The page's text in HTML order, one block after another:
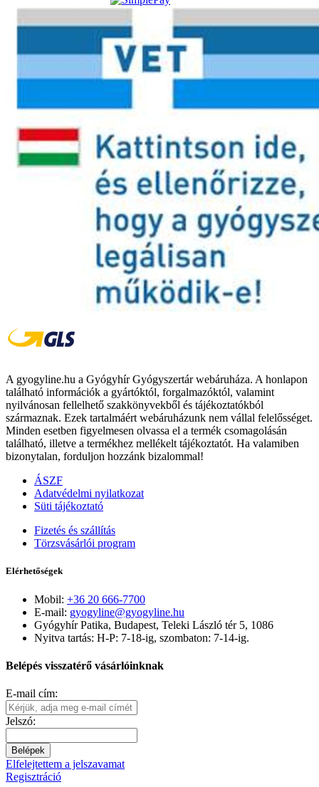
A gyogyline.hu a Gyógyhír Gyógyszertár webáruháza. A honlapon
található információk a gyártóktól, forgalmazóktól, valamint
nyilvánosan fellelhető szakkönyvekből és tájékoztatókból
származnak. Ezek tartalmáért webáruházunk nem vállal felelősséget.
Minden esetben figyelmesen olvassa el a termék csomagolásán
található, illetve a termékhez mellékelt tájékoztatót. Ha valamiben
bizonytalan, forduljon hozzánk bizalommal!
ÁSZF
Adatvédelmi nyilatkozat
Süti tájékoztató
Fizetés és szállítás
Törzsvásárlói program
Elérhetőségek
Mobil: +36 20 666-7700
E-mail: gyogyline@gyogyline.hu
Gyógyhír Patika, Budapest, Teleki László tér 5, 1086
Nyitva tartás: H-P: 7-18-ig, szombaton: 7-14-ig.
Belépés visszatérő vásárlóinknak
E-mail cím:
Jelszó:
Belépek
Elfelejtettem a jelszavamat
Regisztráció